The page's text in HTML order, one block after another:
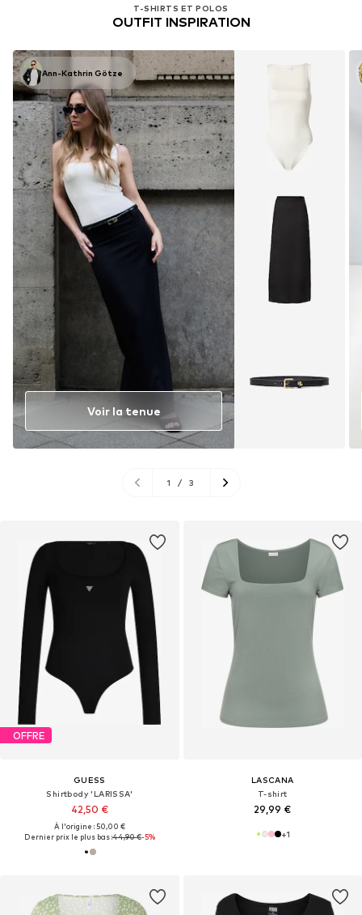
T-SHIRTS ET POLOS
OUTFIT INSPIRATION
Ann-Kathrin Götze
Voir la tenue
1 / 3
OFFRE
GUESS
Shirtbody 'LARISSA'
42,50 €
À l'origine : 50,00 €
Dernier prix le plus bas :44,90 €-5%
LASCANA
T-shirt
29,99 €
+1